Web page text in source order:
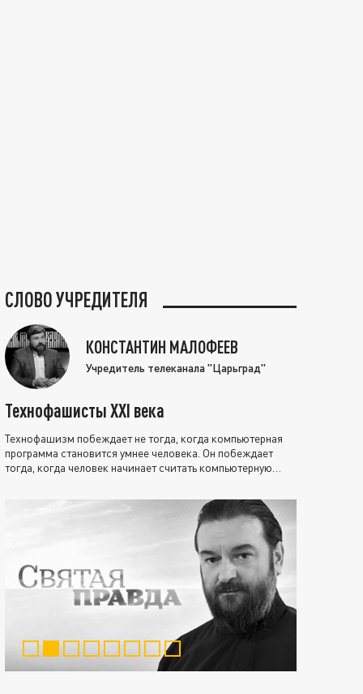
СЛОВО УЧРЕДИТЕЛЯ
КОНСТАНТИН МАЛОФЕЕВ
Учредитель телеканала "Царьград"
Технофашисты XXI века
Технофашизм побеждает не тогда, когда компьютерная
программа становится умнее человека. Он побеждает
тогда, когда человек начинает считать компьютерную